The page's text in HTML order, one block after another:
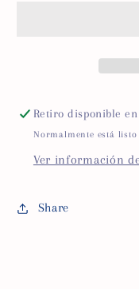
Retiro disponible en
Normalmente está
Ver información
Share